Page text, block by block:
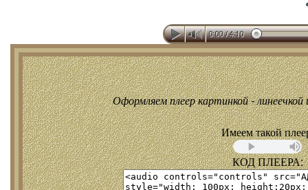
Оформляем плеер картинкой - линеечкой
Имеем такой
КОД ПЛЕЕРА: